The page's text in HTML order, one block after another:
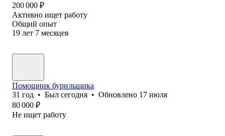
200 000 ₽
Активно ищет работу
Общий опыт
19 лет 7 месяцев
Помощник бурильщика
31 год • Был сегодня • Обновлено 17 июля
80 000 ₽
Не ищет работу